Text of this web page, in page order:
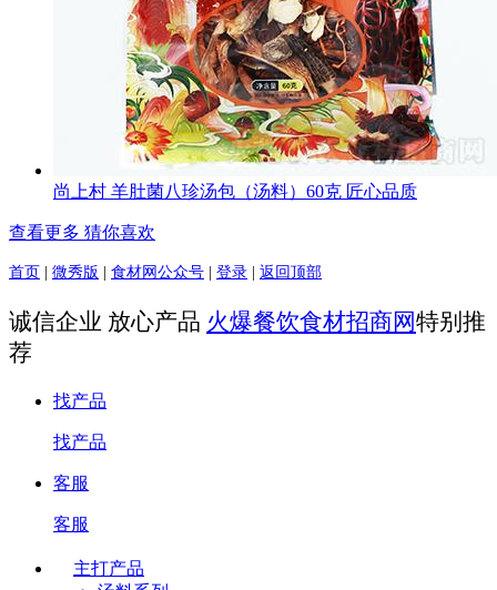
尚上村 羊肚菌八珍汤包（汤料）60克 匠心品质
查看更多 猜你喜欢
首页 微秀版 食材网公众号 登录 返回顶部
诚信企业 放心产品 火爆餐饮食材招商网特别推
荐
找产品
找产品
客服
客服
主打产品